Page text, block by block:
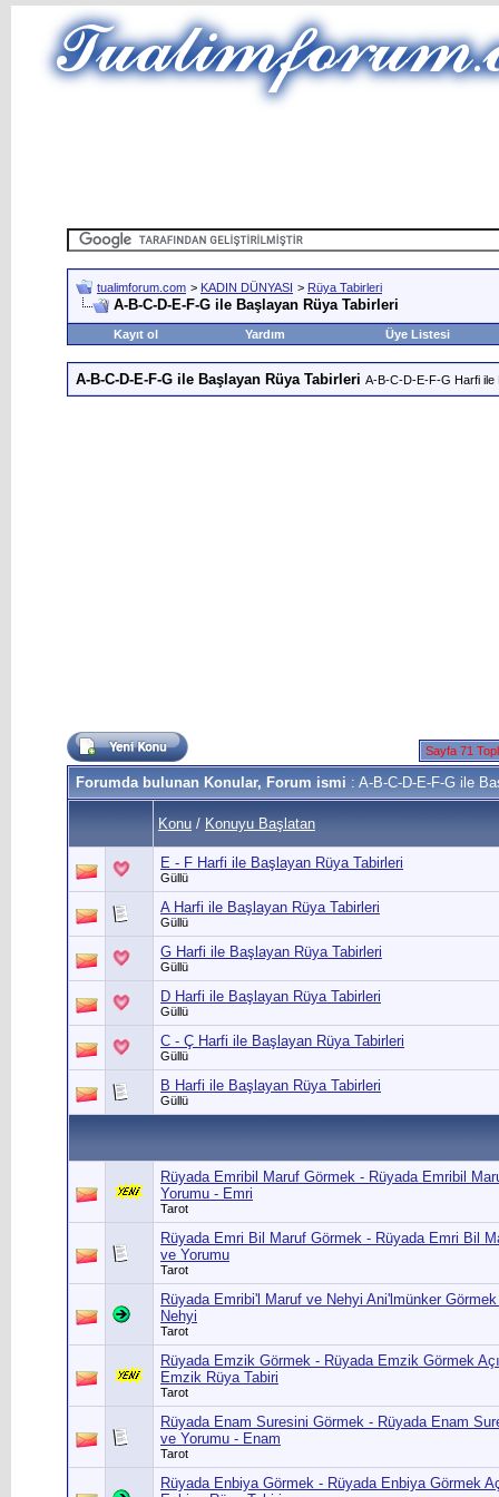
tualimforum.com > KADIN DÜNYASI > Rüya Tabirleri
A-B-C-D-E-F-G ile Başlayan Rüya Tabirleri
Kayıt ol Yardım Üye Listesi
A-B-C-D-E-F-G ile Başlayan Rüya Tabirleri A-B-C-D-E-F-G Harfi ile
Sayfa 71
Forumda bulunan Konular, Forum ismi : A-B-C-D-E-F-G ile
Konu / Konuyu Başlatan
E - F Harfi ile Başlayan Rüya Tabirleri
Güllü
A Harfi ile Başlayan Rüya Tabirleri
Güllü
G Harfi ile Başlayan Rüya Tabirleri
Güllü
D Harfi ile Başlayan Rüya Tabirleri
Güllü
C - Ç Harfi ile Başlayan Rüya Tabirleri
Güllü
B Harfi ile Başlayan Rüya Tabirleri
Güllü
Rüyada Emribil Maruf Görmek - Rüyada Emribil
Yorumu - Emri
Tarot
Rüyada Emri Bil Maruf Görmek - Rüyada Emri Bil
ve Yorumu
Tarot
Rüyada Emribi'l Maruf ve Nehyi Ani'lmünker
Nehyi
Tarot
Rüyada Emzik Görmek - Rüyada Emzik Görmek
Emzik Rüya Tabiri
Tarot
Rüyada Enam Suresini Görmek - Rüyada Enam
ve Yorumu - Enam
Tarot
Rüyada Enbiya Görmek - Rüyada Enbiya Görmek